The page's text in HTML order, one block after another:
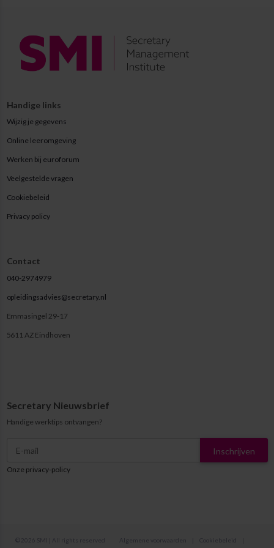
Handige links
Wijzig je gegevens
Online leeromgeving
Werken bij euroforum
Veelgestelde vragen
Cookiebeleid
Privacy policy
Contact
040-2974979
opleidingsadvies@secretary.nl
Emmasingel 29-17
5611 AZ Eindhoven
Secretary Nieuwsbrief
Handige werktips ontvangen?
Inschrijven
Onze privacy-policy
© 2026 SMI | All rights reserved Algemene voorwaarden Cookiebeleid